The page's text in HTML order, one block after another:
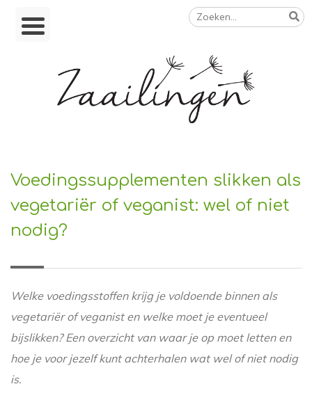
Skip
Zoeken
naar:
Voedingssupplementen slikken als
vegetariër of veganist: wel of niet
nodig?
Welke voedingsstoffen krijg je voldoende binnen als
vegetariër of veganist en welke moet je eventueel
bijslikken? Een overzicht van waar je op moet letten en
hoe je voor jezelf kunt achterhalen wat wel of niet nodig
is.